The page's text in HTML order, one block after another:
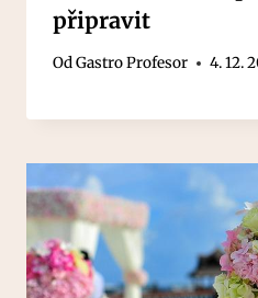
připravit
OdGastro Profesor 4. 12.